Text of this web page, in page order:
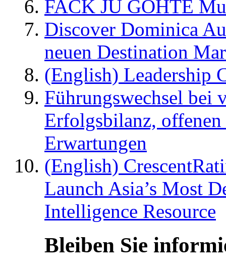
FACK JU GÖHTE
Discover Dominica
neuen Destination
(English) Leadership
Führungswechsel bei
Erfolgsbilanz,
Erwartungen
(English)
Launch Asia’s Most
Intelligence Resource
Bleiben Sie